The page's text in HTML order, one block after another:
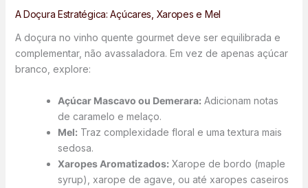
A Doçura Estratégica: Açúcares, Xaropes e Mel
A doçura no vinho quente gourmet deve ser equilibrada e
complementar, não avassaladora. Em vez de apenas açúcar
branco, explore:
Açúcar Mascavo ou Demerara:Adicionam notas
de caramelo e melaço.
Mel:Traz complexidade floral e uma textura mais
sedosa.
Xaropes Aromatizados:Xarope de bordo (maple
syrup), xarope de agave, ou até xaropes caseiros